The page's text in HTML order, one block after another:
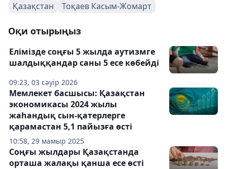
Қазақстан Тоқаев Касым-Жомарт
Оқи отырыңыз
09:23, 03 сәуір 2026
Елімізде соңғы 5 жылда аутизмге
шалдыққандар саны 5 есе көбейді
10:58, 29 мамыр 2025
Мемлекет басшысы: Қазақстан
экономикасы 2024 жылы
жаһандық сын-қатерлерге
қарамастан 5,1 пайызға өсті
Соңғы жылдары Қазақстанда
орташа жалақы қанша есе өсті